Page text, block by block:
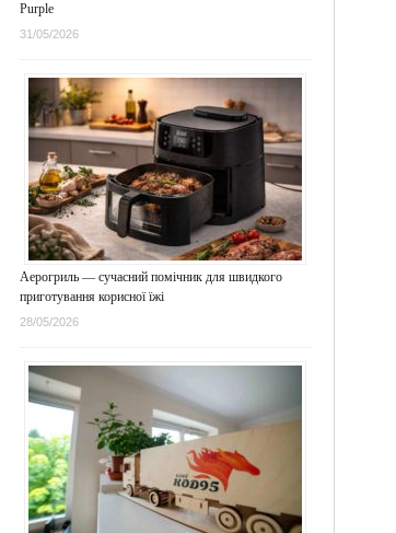
Purple
31/05/2026
Аерогриль — сучасний помічник для швидкого
приготування корисної їжі
28/05/2026